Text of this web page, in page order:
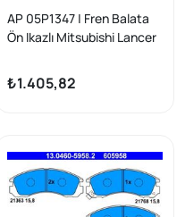
AP 05P1347 | Fren Balata
Ön Ikazlı Mitsubishi Lancer
2.0 2007-/ Lancer 1.8
2007-/ Asx 1.6 16 Jant
Crd 2006-/ Compass 2.4İ
2006 -
₺1.405,82